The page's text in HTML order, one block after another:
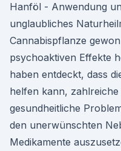
Hanföl - Anwendung
unglaubliches
Cannabispflanze
psychoaktiven Effekte
haben entdeckt, dass
helfen kann,
gesundheitliche
den unerwünschten
Medikamente